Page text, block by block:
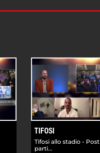
TIFOSI
Tifosi allo stadio - Post
parti...